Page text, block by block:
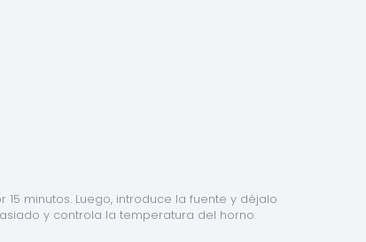
minutos. Luego, introduce la fuente y déjalo
y controla la temperatura del horno.